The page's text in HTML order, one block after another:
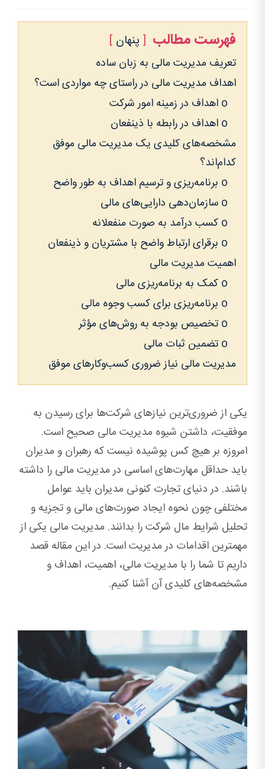
فهرست مطالب پنهان
تعریف مدیریت مالی به زبان ساده
اهداف مدیریت مالی در راستای چه مواردی است؟
o اهداف در زمینه امور شرکت
o اهداف در رابطه با ذینفعان
مشخصه‌های کلیدی یک مدیریت مالی موفق
کدام‌اند؟
o برنامه‌ریزی و ترسیم اهداف به طور واضح
o سازمان‌دهی دارایی‌های مالی
o کسب درآمد به صورت منفعلانه
o برقرای ارتباط واضح با مشتریان و ذینفعان
اهمیت مدیریت مالی
o کمک به برنامه‌ریزی مالی
o برنامه‌ریزی برای کسب وجوه مالی
o تخصیص بودجه به روش‌های مؤثر
o تضمین ثبات مالی
مدیریت مالی نیاز ضروری کسب‌وکارهای موفق
یکی از ضروری‌ترین نیازهای شرکت‌ها برای رسیدن به
موفقیت، داشتن شیوه مدیریت مالی صحیح است.
امروزه بر هیچ کس پوشیده نیست که رهبران و مدیران
باید حداقل مهارت‌های اساسی در مدیریت مالی را داشته
باشند. در دنیای تجارت کنونی مدیران باید عوامل
مختلفی چون نحوه ایجاد صورت‌های مالی و تجزیه و
تحلیل شرایط مال شرکت را بدانند. مدیریت مالی یکی از
مهمترین اقدامات در مدیریت است. در این مقاله قصد
داریم تا شما را با مدیریت مالی، اهمیت، اهداف و
مشخصه‌های کلیدی آن آشنا کنیم.